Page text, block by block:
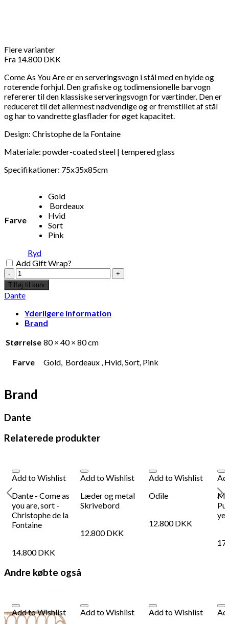
Flere varianter
Fra 14.800DKK
Come As You Are er en serveringsvogn i stål med en hylde og
roterende forhjul. Den grafiske og todimensionelle barvogn
refererer til den klassiske serveringsvogn for værtinder. Den er
reduceret til det allermest nødvendige og er fremstillet af stål
og har to vandrette glasflader for øget kapacitet.
Design: Christophe de la Fontaine
Materiale: powder-coated steel | tempered glass
Specifikationer: 75x35x85cm
Farve
Gold
Bordeaux
Hvid
Sort
Pink
Ryd
Add Gift Wrap?
Dante
-
Come
as
you
are,
Gold
-
de
Tilføj til kurv
Dante
Yderligere information
Brand
Størrelse 80 × 40 × 80 cm
Farve Gold, Bordeaux , Hvid, Sort, Pink
Brand
Dante
Relaterede produkter
Add to Wishlist
Dante - Come as
you are, sort -
Christophe de la
Fontaine
14.800DKK
Add to Wishlist
Læder og metal
Skrivebord
12.800DKK
Add to Wishlist
Odile
12.800DKK
Andre købte også
Add to Wishlist
Add to Wishlist
Add to Wishlist